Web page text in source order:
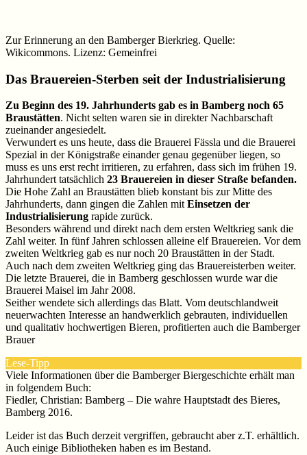
Zur Erinnerung an den Bamberger Bierkrieg. Quelle:
Wikicommons. Lizenz: Gemeinfrei
Das Brauereien-Sterben seit der Industrialisierung
Zu Beginn des 19. Jahrhunderts gab es in Bamberg noch 65
Braustätten. Nicht selten waren sie in direkter Nachbarschaft
zueinander angesiedelt.
Verwundert es uns heute, dass die Brauerei Fässla und die Brauerei
Spezial in der Königstraße einander genau gegenüber liegen, so
muss es uns erst recht irritieren, zu erfahren, dass sich im frühen 19.
Jahrhundert tatsächlich 23 Brauereien in dieser Straße befanden.
Die Hohe Zahl an Braustätten blieb konstant bis zur Mitte des
Jahrhunderts, dann gingen die Zahlen mitEinsetzen der
Industrialisierung rapide zurück.
Besonders während und direkt nach dem ersten Weltkrieg sank die
Zahl weiter. In fünf Jahren schlossen alleine elf Brauereien. Vor dem
zweiten Weltkrieg gab es nur noch 20 Braustätten in der Stadt.
Auch nach dem zweiten Weltkrieg ging das Brauereisterben weiter.
Die letzte Brauerei, die in Bamberg geschlossen wurde war die
Brauerei Maisel im Jahr 2008.
Seither wendete sich allerdings das Blatt. Vom deutschlandweit
neuerwachten Interesse an handwerklich gebrauten, individuellen
und qualitativ hochwertigen Bieren, profitierten auch die Bamberger
Brauer
Lese-Tipp
Viele Informationen über die Bamberger Biergeschichte erhält man
in folgendem Buch:
Fiedler, Christian: Bamberg – Die wahre Hauptstadt des Bieres,
Bamberg 2016.
Leider ist das Buch derzeit vergriffen, gebraucht aber z.T. erhältlich.
Auch einige Bibliotheken haben es im Bestand.